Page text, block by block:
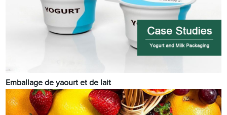
Emballage de yaourt et de lait